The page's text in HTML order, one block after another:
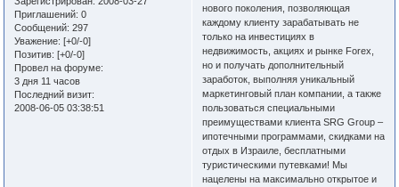
Приглашений: 0
Сообщений: 297
Уважение: [+0/-0]
Позитив: [+0/-0]
Провел на форуме:
3 дня 11 часов
Последний визит:
2008-06-05 03:38:51
нового поколения, позволяющая
каждому клиенту зарабатывать не
только на инвестициях в
недвижимость, акциях и рынке Forex,
но и получать дополнительный
заработок, выполняя уникальный
маркетинговый план компании, а также
пользоваться специальными
преимуществами клиента SRG Group –
ипотечными программами, скидками на
отдых в Израиле, бесплатными
туристическими путевками! Мы
нацелены на максимально открытое и